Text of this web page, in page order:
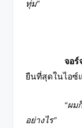
ทุ่ม”
จอร์
ยืนที่สุดในไอซ์
“ผม
อย่างไร”